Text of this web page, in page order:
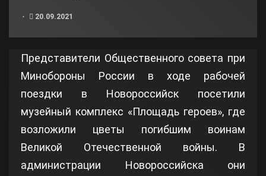
20.09.2021
Представители Общественного совета при
Минобороны России в ходе рабочей
поездки в Новороссийск посетили
музейный комплекс «Площадь героев», где
возложили цветы погибшим воинам
Великой Отечественной войны. В
администрации Новороссийска они